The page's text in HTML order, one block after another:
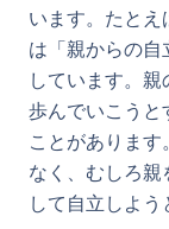
います。たと
は「親からの
しています。
歩んでいこうと
ことがありま
なく、むしろ親
して自立しよう